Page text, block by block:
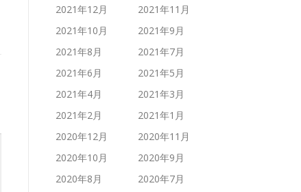
2021年12月
2021年11月
2021年10月
2021年9月
2021年8月
2021年7月
2021年6月
2021年5月
2021年4月
2021年3月
2021年2月
2021年1月
2020年12月
2020年11月
2020年10月
2020年9月
2020年8月
2020年7月